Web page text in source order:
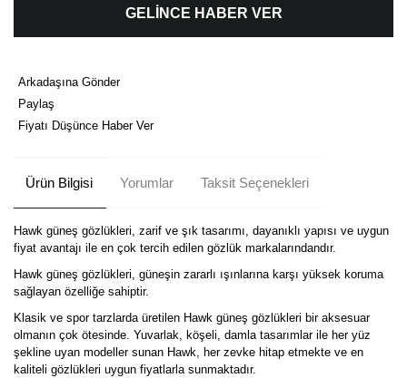
GELİNCE HABER VER
Arkadaşına Gönder
Paylaş
Fiyatı Düşünce Haber Ver
Ürün Bilgisi Yorumlar Taksit Seçenekleri
Hawk güneş gözlükleri, zarif ve şık tasarımı, dayanıklı yapısı ve uygun
fiyat avantajı ile en çok tercih edilen gözlük markalarındandır.
Hawk güneş gözlükleri, güneşin zararlı ışınlarına karşı yüksek koruma
sağlayan özelliğe sahiptir.
Klasik ve spor tarzlarda üretilen Hawk güneş gözlükleri bir aksesuar
olmanın çok ötesinde. Yuvarlak, köşeli, damla tasarımlar ile her yüz
şekline uyan modeller sunan Hawk, her zevke hitap etmekte ve en
kaliteli gözlükleri uygun fiyatlarla sunmaktadır.